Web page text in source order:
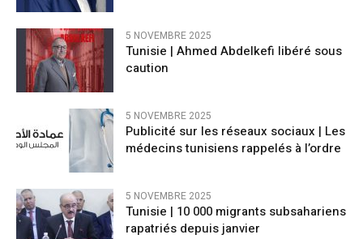
5 NOVEMBRE 2025
Tunisie | Ahmed Abdelkefi libéré sous
caution
5 NOVEMBRE 2025
Publicité sur les réseaux sociaux | Les
médecins tunisiens rappelés à l’ordre
5 NOVEMBRE 2025
Tunisie | 10 000 migrants subsahariens
rapatriés depuis janvier